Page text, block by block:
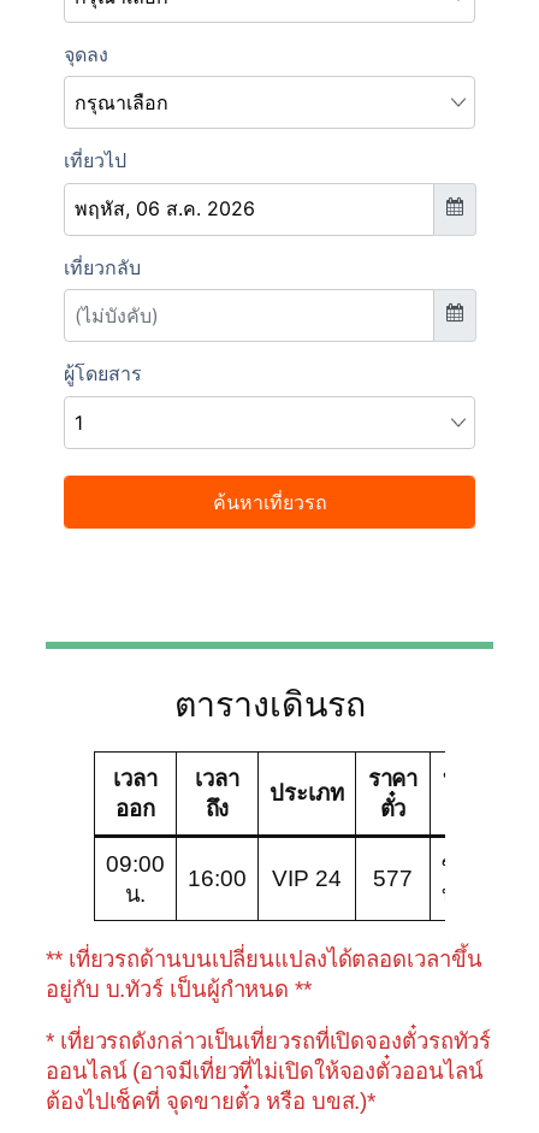
ตารางเดินรถ
เวลา
ออก
เวลา
ถึง
ประเภท
ราคา
ตั๋ว
บริษัท
09:00
น.
16:00 VIP 24 577
ซัน
บัส
** เที่ยวรถด้านบนเปลี่ยนแปลงได้ตลอดเวลาขึ้น
อยู่กับ บ.ทัวร์ เป็นผู้กำหนด **
* เที่ยวรถดังกล่าวเป็นเที่ยวรถที่เปิดจองตั๋วรถทัวร์
ออนไลน์ (อาจมีเที่ยวที่ไม่เปิดให้จองตั๋วออนไลน์
ต้องไปเช็คที่ จุดขายตั๋ว หรือ บขส.)*